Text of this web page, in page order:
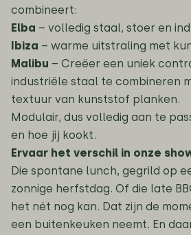
combineert:
Elba – volledig staal, stoer en
Ibiza – warme uitstraling met
Malibu – Creëer een uniek
industriële staal te combineren
textuur van kunststof planken.
Modulair, dus volledig aan te
en hoe jij kookt.
Ervaar het verschil in onze
Die spontane lunch, gegrild op
zonnige herfstdag. Of die late
het nét nog kan. Dat zijn de
een buitenkeuken neemt. En